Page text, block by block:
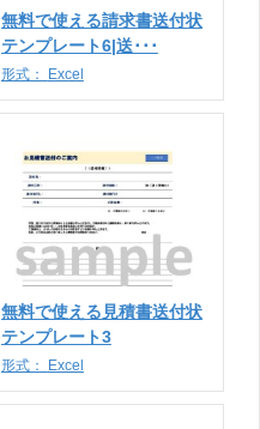
無料で使える請求書送付状
テンプレート6|送･･･
形式： Excel
無料で使える見積書送付状
テンプレート3
形式： Excel